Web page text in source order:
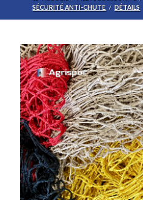
SÉCURITÉ ANTI-CHUTE / DÉTAILS